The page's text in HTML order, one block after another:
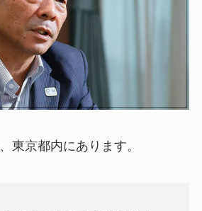
東京都内にあります。